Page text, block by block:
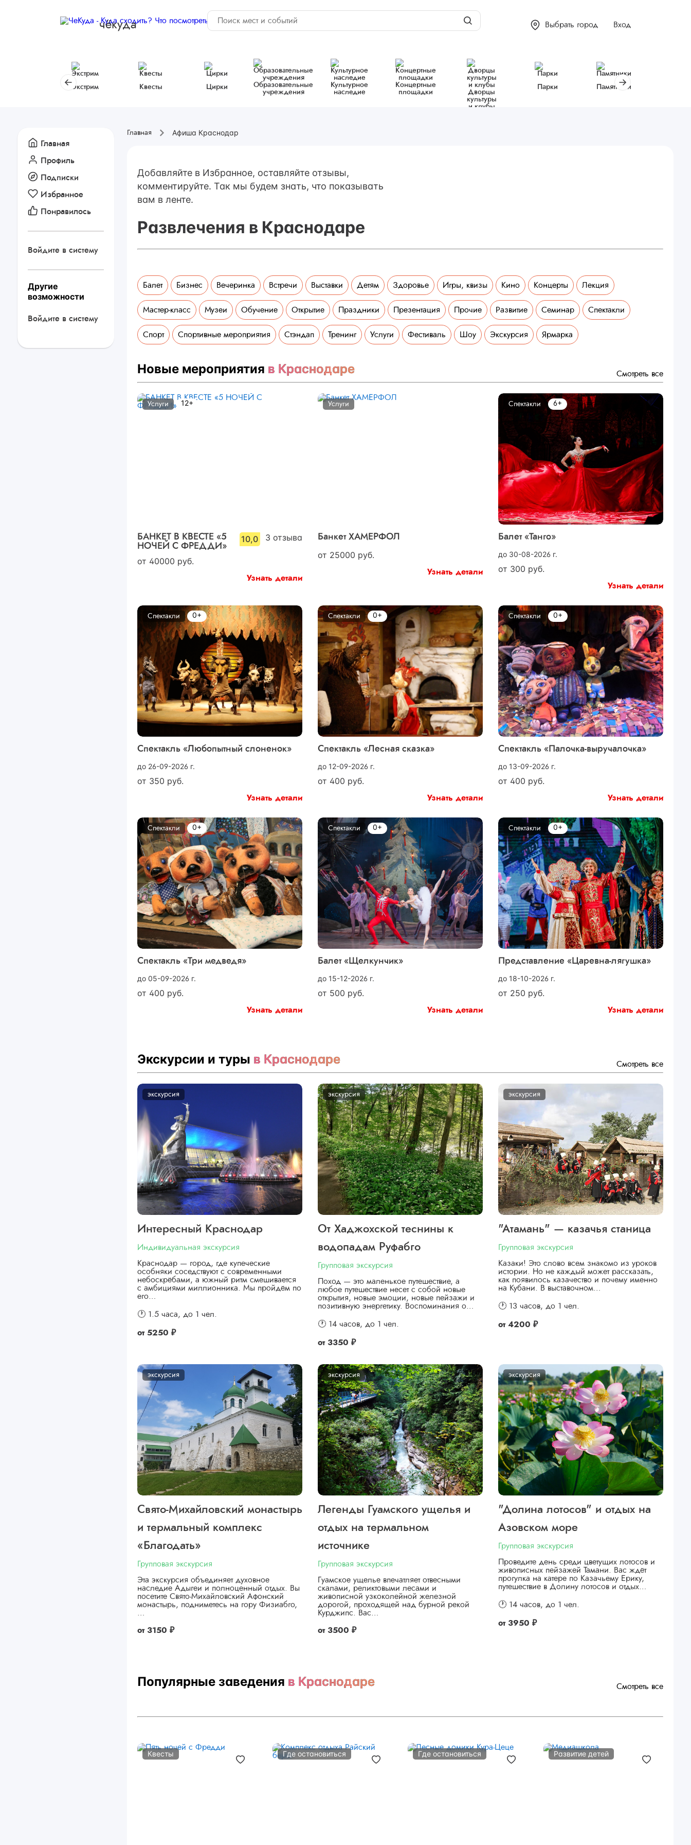
чёкуда Выбрать город Вход
Экстрим Квесты Цирки
Образовательные
учреждения
Культурное
наследие
Концертные
площадки
Дворцы
культуры
и клубы
Парки Памятники
Главная
Профиль
Подписки
Избранное
Понравилось
Войдите в систему
Другие
возможности
Войдите в систему
Главная Афиша Краснодар
Добавляйте в Избранное, оставляйте отзывы,
комментируйте. Так мы будем знать, что показывать
вам в ленте.
Развлечения в Краснодаре
Балет Бизнес Вечеринка Встречи Выставки Детям Здоровье Игры, квизы Кино Концерты Лекция
Мастер-класс Музеи Обучение Открытие Праздники Презентация Прочие Развитие Семинар Спектакли
Спорт Спортивные мероприятия Стэндап Тренинг Услуги Фестиваль Шоу Экскурсия Ярмарка
Новые мероприятия в Краснодаре Смотреть все
БАНКЕТ В КВЕСТЕ «5
НОЧЕЙ С ФРЕДДИ»
10,0 3 отзыва
от 40000 руб.
Услуги 12+
Узнать детали
Банкет ХАМЕРФОЛ
от 25000 руб.
Услуги
Узнать детали
Балет «Танго»
до 30-08-2026 г.
от 300 руб.
Спектакли 6+
Узнать детали
Спектакль «Любопытный слоненок»
до 26-09-2026 г.
от 350 руб.
Спектакли 0+
Узнать детали
Спектакль «Лесная сказка»
до 12-09-2026 г.
от 400 руб.
Спектакли 0+
Узнать детали
Спектакль «Палочка-выручалочка»
до 13-09-2026 г.
от 400 руб.
Спектакли 0+
Узнать детали
Спектакль «Три медведя»
до 05-09-2026 г.
от 400 руб.
Спектакли 0+
Узнать детали
Балет «Щелкунчик»
до 15-12-2026 г.
от 500 руб.
Спектакли 0+
Узнать детали
Представление «Царевна-лягушка»
до 18-10-2026 г.
от 250 руб.
Спектакли 0+
Узнать детали
Экскурсии и туры в Краснодаре Смотреть все
экскурсия
Интересный Краснодар
Индивидуальная экскурсия
Краснодар — город, где купеческие
особняки соседствуют с современными
небоскрёбами, а южный ритм смешивается
с амбициями миллионника. Мы пройдём по
его…
🕐 1.5 часа, до 1 чел.
от 5250 ₽
экскурсия
От Хаджохской теснины к
водопадам Руфабго
Групповая экскурсия
Поход — это маленькое путешествие, а
любое путешествие несет с собой новые
открытия, новые эмоции, новые пейзажи и
позитивную энергетику. Воспоминания о…
🕐 14 часов, до 1 чел.
от 3350 ₽
экскурсия
"Атамань" — казачья станица
Групповая экскурсия
Казаки! Это слово всем знакомо из уроков
истории. Но не каждый может рассказать,
как появилось казачество и почему именно
на Кубани. В выставочном…
🕐 13 часов, до 1 чел.
от 4200 ₽
экскурсия
Свято-Михайловский монастырь
и термальный комплекс
«Благодать»
Групповая экскурсия
Эта экскурсия объединяет духовное
наследие Адыгеи и полноценный отдых. Вы
посетите Свято-Михайловский Афонский
монастырь, подниметесь на гору Физиабго,
от 3150 ₽
экскурсия
Легенды Гуамского ущелья и
отдых на термальном
источнике
Групповая экскурсия
Гуамское ущелье впечатляет отвесными
скалами, реликтовыми лесами и
живописной узкоколейной железной
дорогой, проходящей над бурной рекой
Курджипс. Вас…
от 3500 ₽
экскурсия
"Долина лотосов" и отдых на
Азовском море
Групповая экскурсия
Проведите день среди цветущих лотосов и
живописных пейзажей Тамани. Вас ждёт
прогулка на катере по Казачьему Ерику,
путешествие в Долину лотосов и отдых…
🕐 14 часов, до 1 чел.
от 3950 ₽
Популярные заведения в Краснодаре Смотреть все
Квесты Где остановиться Где остановиться Развитие детей